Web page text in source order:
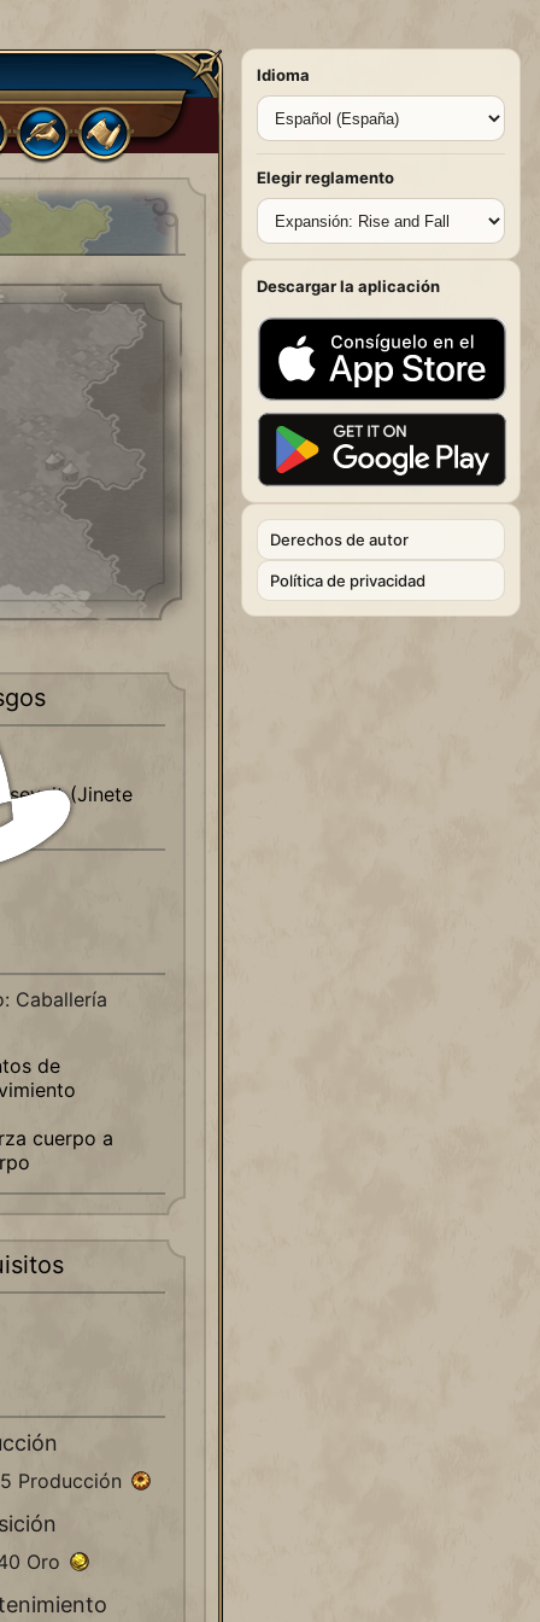
(Jinete
Caballería
de
cuerpo a
Producción
Oro
Idioma
Elegir reglamento
Descargar la aplicación
Derechos de autor
Política de privacidad